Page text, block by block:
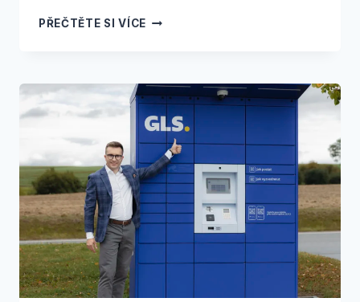
PŘEČTĚTE SI VÍCEŠKODA
KTERÉ
MĚNÍ
DOPRAVU